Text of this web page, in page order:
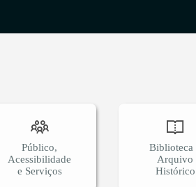
Público,
Acessibilidade
e Serviços
Biblioteca
Arquivo
Histórico